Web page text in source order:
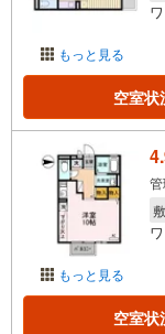
もっと見る
空室状
もっと見る
敷
空室状